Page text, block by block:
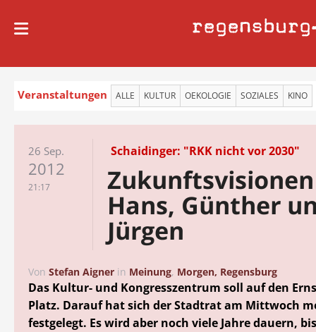
regensburg
Veranstaltungen ALLE KULTUR OEKOLOGIE SOZIALES KINO
26 Sep.
2012
21:17
Schaidinger: "RKK nicht vor 2030"
Hans, Günther
Jürgen
Von Stefan Aigner in Meinung, Morgen, Regensburg
Das Kultur- und Kongresszentrum soll auf den
Platz. Darauf hat sich der Stadtrat am Mittwoch
festgelegt. Es wird aber noch viele Jahre dauern,